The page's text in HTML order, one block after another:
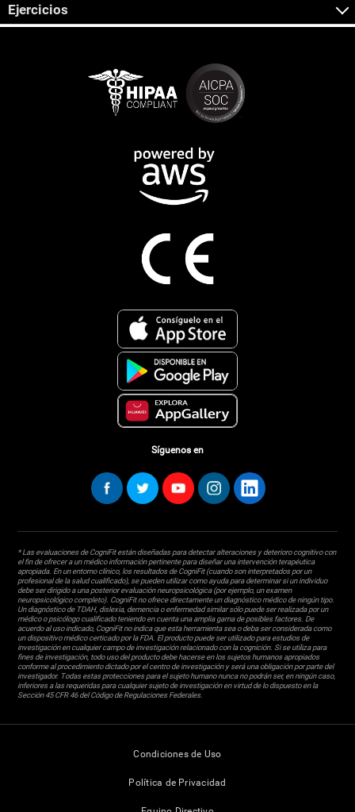
Ejercicios
Síguenos en
* Las evaluaciones de CogniFit están diseñadas para detectar alteraciones y deterioro cognitivo con
el fin de ofrecer a un médico información pertinente para diseñar una intervención terapéutica
apropiada. En un entorno clínico, los resultados de CogniFit (cuando son interpretados por un
profesional de la salud cualificado), se pueden utilizar como ayuda para determinar si un individuo
debe ser dirigido a una posterior evaluación neuropsicológica (por ejemplo, un examen
neuropsicológico completo). CogniFit no ofrece directamente un diagnóstico médico de ningún tipo.
Un diagnóstico de TDAH, dislexia, demencia o enfermedad similar sólo puede ser realizada por un
médico o psicólogo cualificado teniendo en cuenta una amplia gama de posibles factores. De
acuerdo al uso indicado, CogniFit no indica que esta herramienta sea o deba ser considerada como
un dispositivo médico certicado por la FDA. El producto puede ser utilizado para estudios de
investigación en cualquier campo de investigación relacionado con la cognición. Si se utiliza para
fines de investigación, todo uso del producto debe hacerse en los sujetos humanos apropiados
conforme al procedimiento dictado por el centro de investigación y será una obligación por parte del
investigador. Todas estas protecciones para el sujeto humano nunca no podrán ser, en ningún caso,
inferiores a las requeridas para cualquier sujeto de investigación en virtud de lo dispuesto en la
Sección 45 CFR 46 del Código de Regulaciones Federales.
Condiciones de Uso
Política de Privacidad